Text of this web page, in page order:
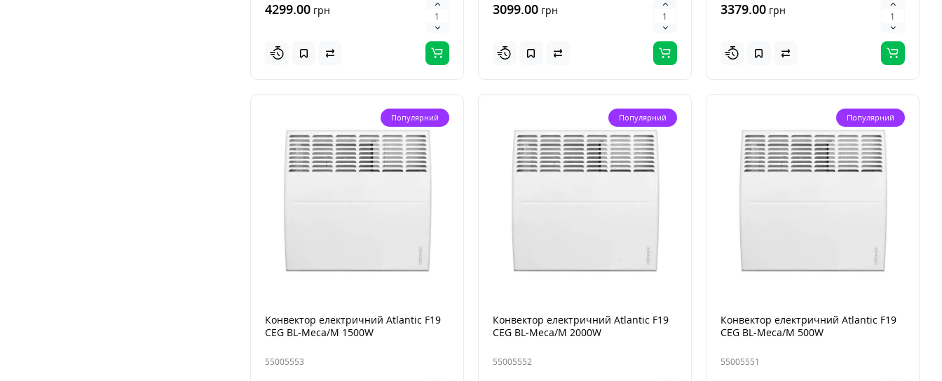
4299.00 грн 3099.00грн 3379.00грн
Популярний
Конвектор електричний Atlantic F19
CEG BL-Meca/M 1500W
55005553
Популярний
Конвектор електричний Atlantic F19
CEG BL-Meca/M 2000W
55005552
Популярний
Конвектор електричний Atlantic F19
CEG BL-Meca/M 500W
55005551